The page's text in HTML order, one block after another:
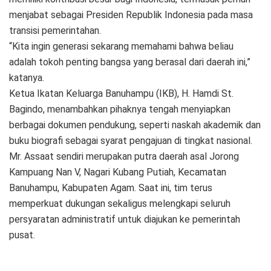
menjabat sebagai Presiden Republik Indonesia pada masa
transisi pemerintahan.
“Kita ingin generasi sekarang memahami bahwa beliau
adalah tokoh penting bangsa yang berasal dari daerah ini,”
katanya.
Ketua Ikatan Keluarga Banuhampu (IKB), H. Hamdi St.
Bagindo, menambahkan pihaknya tengah menyiapkan
berbagai dokumen pendukung, seperti naskah akademik dan
buku biografi sebagai syarat pengajuan di tingkat nasional.
Mr. Assaat sendiri merupakan putra daerah asal Jorong
Kampuang Nan V, Nagari Kubang Putiah, Kecamatan
Banuhampu, Kabupaten Agam. Saat ini, tim terus
memperkuat dukungan sekaligus melengkapi seluruh
persyaratan administratif untuk diajukan ke pemerintah
pusat.